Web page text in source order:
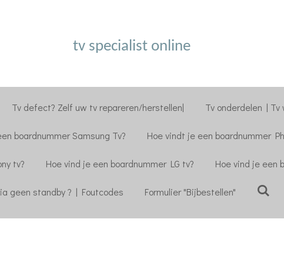
tv specialist online
Tv defect? Zelf uw tv repareren/herstellen| Tv onderdelen |
boardnummer Samsung Tv? Hoe vindt je een boardnummer
tv? Hoe vind je een boardnummer LG tv? Hoe vind je een
geen standby ? | Foutcodes Formulier "Bijbestellen"